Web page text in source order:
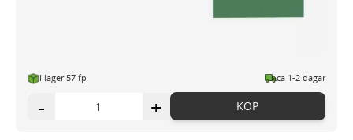
I lager 57 fp ca 1-2 dagar
- + KÖP